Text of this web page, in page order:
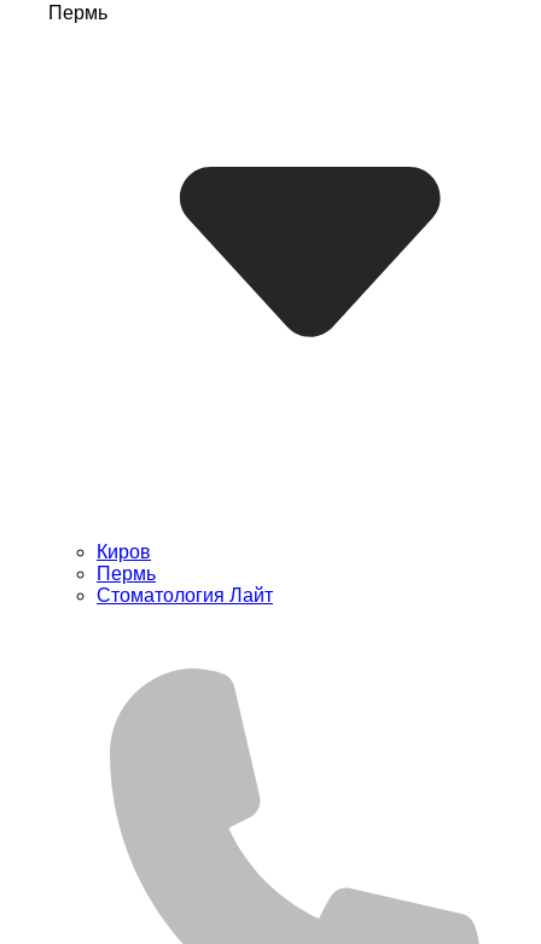
Пермь
Киров
Пермь
Стоматология Лайт